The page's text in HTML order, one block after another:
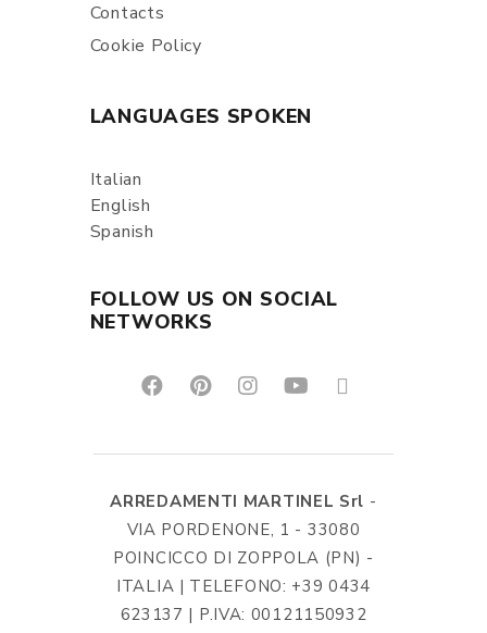
Contacts
Cookie Policy
LANGUAGES SPOKEN
Italian
English
Spanish
FOLLOW US ON SOCIAL
NETWORKS
ARREDAMENTI MARTINEL Srl -
VIA PORDENONE, 1 - 33080
POINCICCO DI ZOPPOLA (PN) -
ITALIA | TELEFONO: +39 0434
623137 | P.IVA: 00121150932